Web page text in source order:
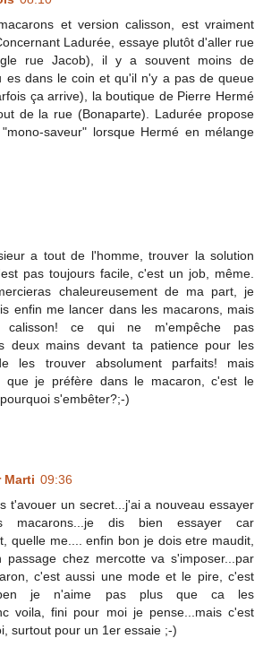
et version calisson, est vraiment
Ladurée, essaye plutôt d'aller rue
rue Jacob), il y a souvent moins de
es dans le coin et qu'il n'y a pas de queue
ça arrive), la boutique de Pierre Hermé
de la rue (Bonaparte). Ladurée propose
saveur" lorsque Hermé en mélange
a tout de l'homme, trouver la solution
pas toujours facile, c'est un job, même.
chaleureusement de ma part, je
enfin me lancer dans les macarons, mais
calisson! ce qui ne m'empêche pas
deux mains devant ta patience pour les
les trouver absolument parfaits! mais
que je préfère dans le macaron, c'est le
s'embêter?;-)
Marti 09:36
t'avouer un secret...j'ai a nouveau essayer
macarons...je dis bien essayer car
quelle me.... enfin bon je dois etre maudit,
passage chez mercotte va s'imposer...par
c'est aussi une mode et le pire, c'est
je n'aime pas plus que ca les
voila, fini pour moi je pense...mais c'est
surtout pour un 1er essaie ;-)